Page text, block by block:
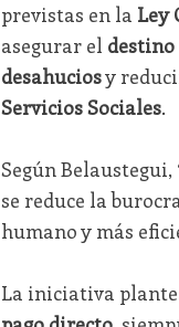
previstas en la Ley
asegurar el destino
desahuciosy
Servicios Sociales.
Según Belaustegui,
se reduce la
humano y más
La iniciativa